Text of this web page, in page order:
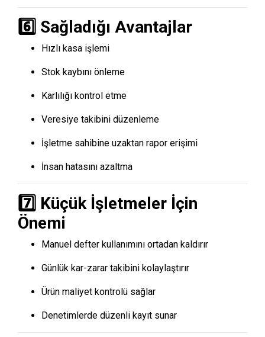
6️⃣ Sağladığı Avantajlar
Hızlı kasa işlemi
Stok kaybını önleme
Karlılığı kontrol etme
Veresiye takibini düzenleme
İşletme sahibine uzaktan rapor erişimi
İnsan hatasını azaltma
7️⃣ Küçük İşletmeler İçin
Önemi
Manuel defter kullanımını ortadan kaldırır
Günlük kar-zarar takibini kolaylaştırır
Ürün maliyet kontrolü sağlar
Denetimlerde düzenli kayıt sunar